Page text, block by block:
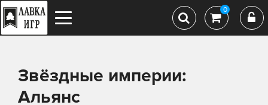
0
Звёздные империи:
Альянс